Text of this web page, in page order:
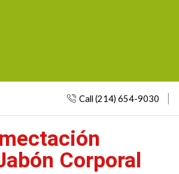
Call (214) 654-9030
Corporal